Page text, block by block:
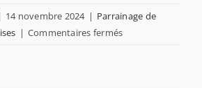
ACTUALITÉS
14 novembre 2024 | Parrainage de
| Commentaires ferméssur